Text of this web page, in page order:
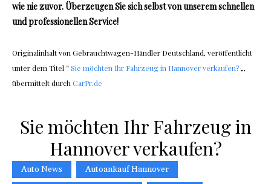
wie nie zuvor. Überzeugen Sie sich selbst von unserem schnellen
und professionellen Service!
Originalinhalt von Gebrauchtwagen-Händler Deutschland, veröffentlicht
unter dem Titel “Sie möchten Ihr Fahrzeug in Hannover verkaufen?„,
übermittelt durch CarPr.de
Sie möchten Ihr Fahrzeug in
Hannover verkaufen?
Auto News
Autoankauf Hannover